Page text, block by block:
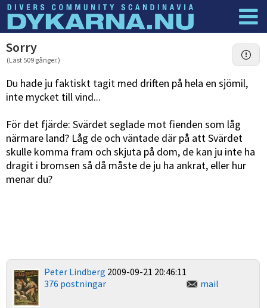
Dyknyheter Logga in
Sorry
(Läst 509 gånger.)
Du hade ju faktiskt tagit med driften på hela en sjömil,
inte mycket till vind...
För det fjärde: Svärdet seglade mot fienden som låg
närmare land? Låg de och väntade där på att Svärdet
skulle komma fram och skjuta på dom, de kan ju inte ha
dragit i bromsen så då måste de ju ha ankrat, eller hur
menar du?
Peter Lindberg 2009-09-21 20:46:11
376 postningar
mail